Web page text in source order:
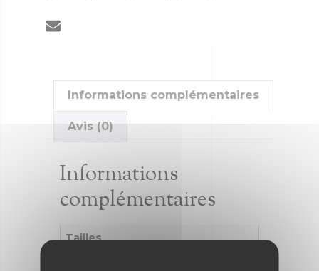
Informations complémentaires
Avis (0)
Informations
complémentaires
Tailles